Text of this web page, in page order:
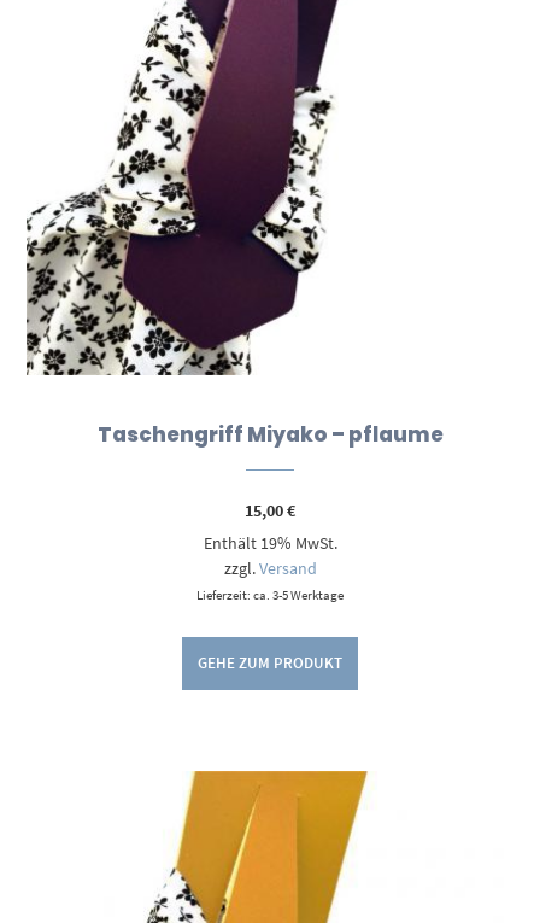
Taschengriff Miyako – pflaume
15,00€
Enthält 19% MwSt.
zzgl.Versand
Lieferzeit: ca. 3-5 Werktage
GEHE ZUM PRODUKT